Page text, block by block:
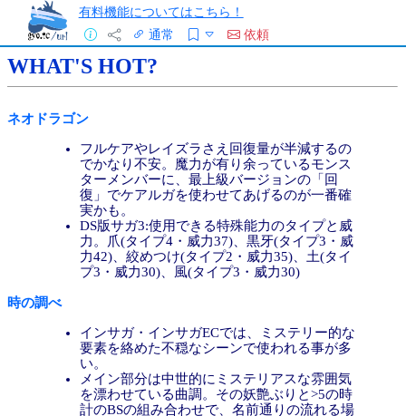
有料機能についてはこちら！
通常
依頼